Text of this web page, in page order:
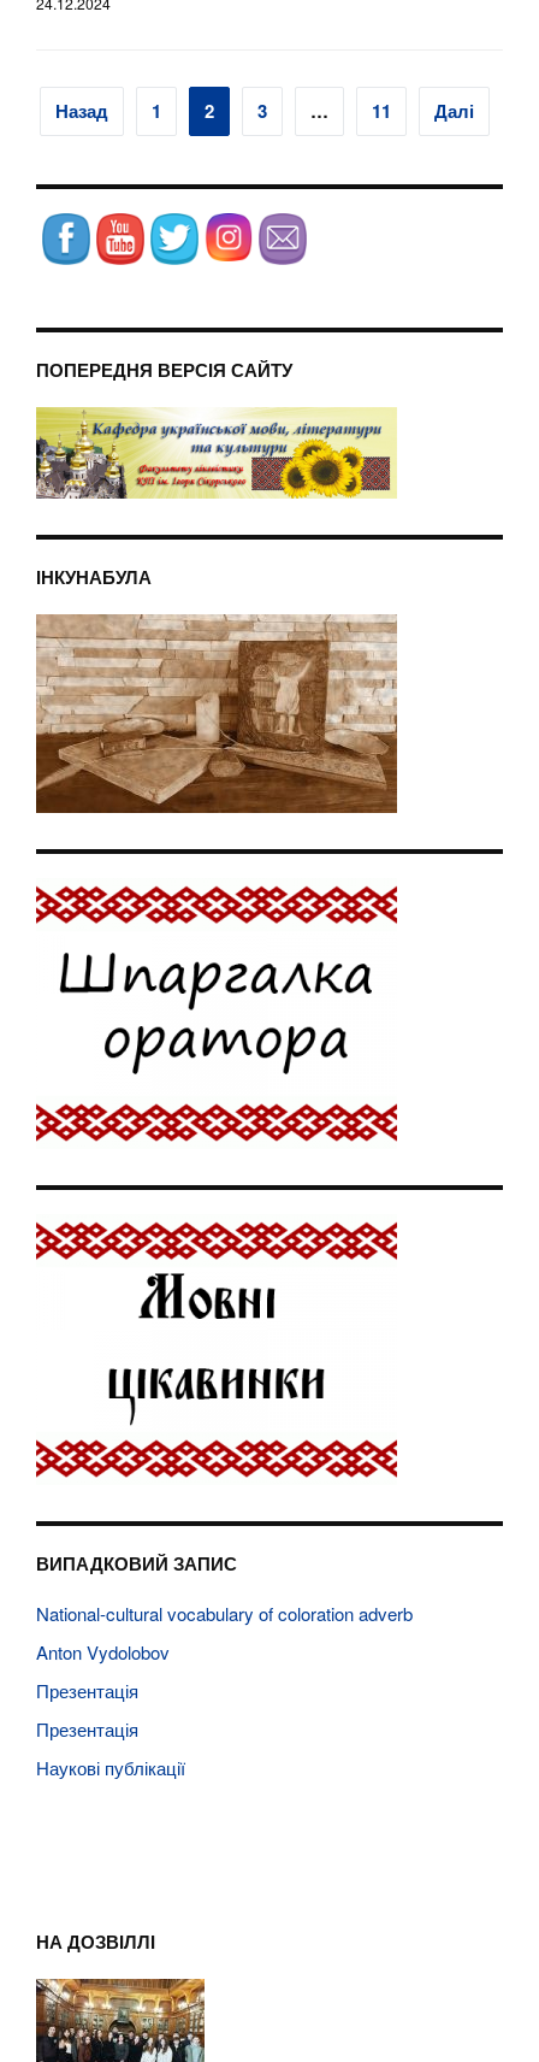
Навігація
записів
Назад 1 2 3 … 11 Далі
ПОПЕРЕДНЯ ВЕРСІЯ САЙТУ
ІНКУНАБУЛА
ВИПАДКОВИЙ ЗАПИС
National-cultural vocabulary of coloration adverb
Anton Vydolobov
Презентація
Презентація
Наукові публікації
НА ДОЗВІЛЛІ